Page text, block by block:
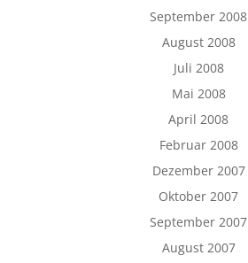
September 2008
August 2008
Juli 2008
Mai 2008
April 2008
Februar 2008
Dezember 2007
Oktober 2007
September 2007
August 2007